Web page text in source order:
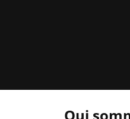
Qui